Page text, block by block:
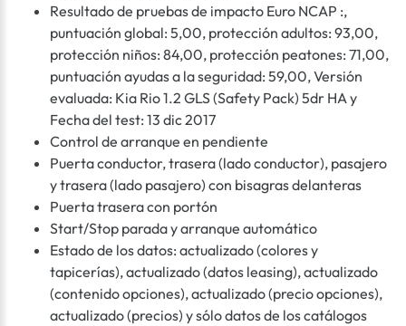
Resultado de pruebas de impacto Euro NCAP :,
puntuación global: 5,00, protección adultos: 93,00,
protección niños: 84,00, protección peatones: 71,00,
puntuación ayudas a la seguridad: 59,00, Versión
evaluada: Kia Rio 1.2 GLS (Safety Pack) 5dr HA y
Fecha del test: 13 dic 2017
Control de arranque en pendiente
Puerta conductor, trasera (lado conductor), pasajero
y trasera (lado pasajero) con bisagras delanteras
Puerta trasera con portón
Start/Stop parada y arranque automático
Estado de los datos: actualizado (colores y
tapicerías), actualizado (datos leasing), actualizado
(contenido opciones), actualizado (precio opciones),
actualizado (precios) y sólo datos de los catálogos